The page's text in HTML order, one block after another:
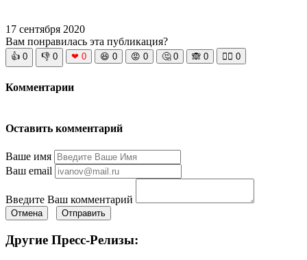
17 сентября 2020
Вам понравилась эта публикация?
👍 0 👎 0 ❤ 0 😆 0 😡 0 🤔 0 🙈 0 🧘‍♀️ 0
Комментарии
Оставить комментарий
Ваше имя
Ваш email
Введите Ваш комментарий
Отмена Отправить
Другие Пресс-Релизы: